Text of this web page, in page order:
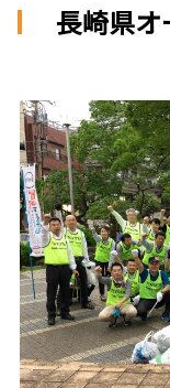
長崎県